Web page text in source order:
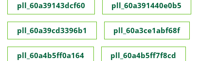
pll_60a39143dcf60 pll_60a391440e0b5
pll_60a39cd3396b1 pll_60a3ce1abf68f
pll_60a4b5ff0a164 pll_60a4b5ff7f8cd